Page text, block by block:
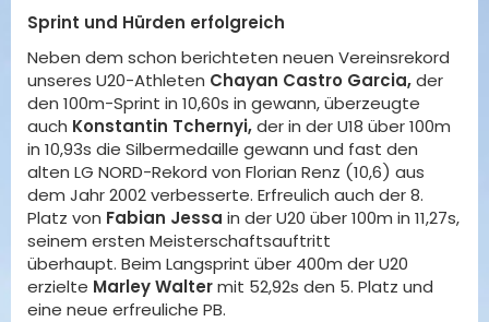
Sprint und Hürden erfolgreich
Neben dem schon berichteten neuen Vereinsrekord
unseres U20-Athleten Chayan Castro Garcia,der
den 100m-Sprint in 10,60s in gewann, überzeugte
auch Konstantin Tchernyi,der in der U18 über 100m
in 10,93s die Silbermedaille gewann und fast den
alten LG NORD-Rekord von Florian Renz (10,6) aus
dem Jahr 2002 verbesserte. Erfreulich auch der 8.
Platz von Fabian Jessa in der U20 über 100m in 11,27s,
seinem ersten Meisterschaftsauftritt
überhaupt. Beim Langsprint über 400m der U20
erzielte Marley Waltermit 52,92s den 5. Platz und
eine neue erfreuliche PB.